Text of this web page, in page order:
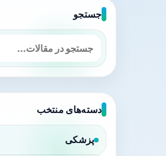
جستجو
دسته‌های منتخب
پزشکی